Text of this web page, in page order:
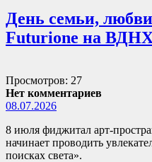
День семьи,
Futurione на
Просмотров: 27
Нет комментариев
08.07.2026
8 июля фиджитал арт-
начинает проводить
поисках света».